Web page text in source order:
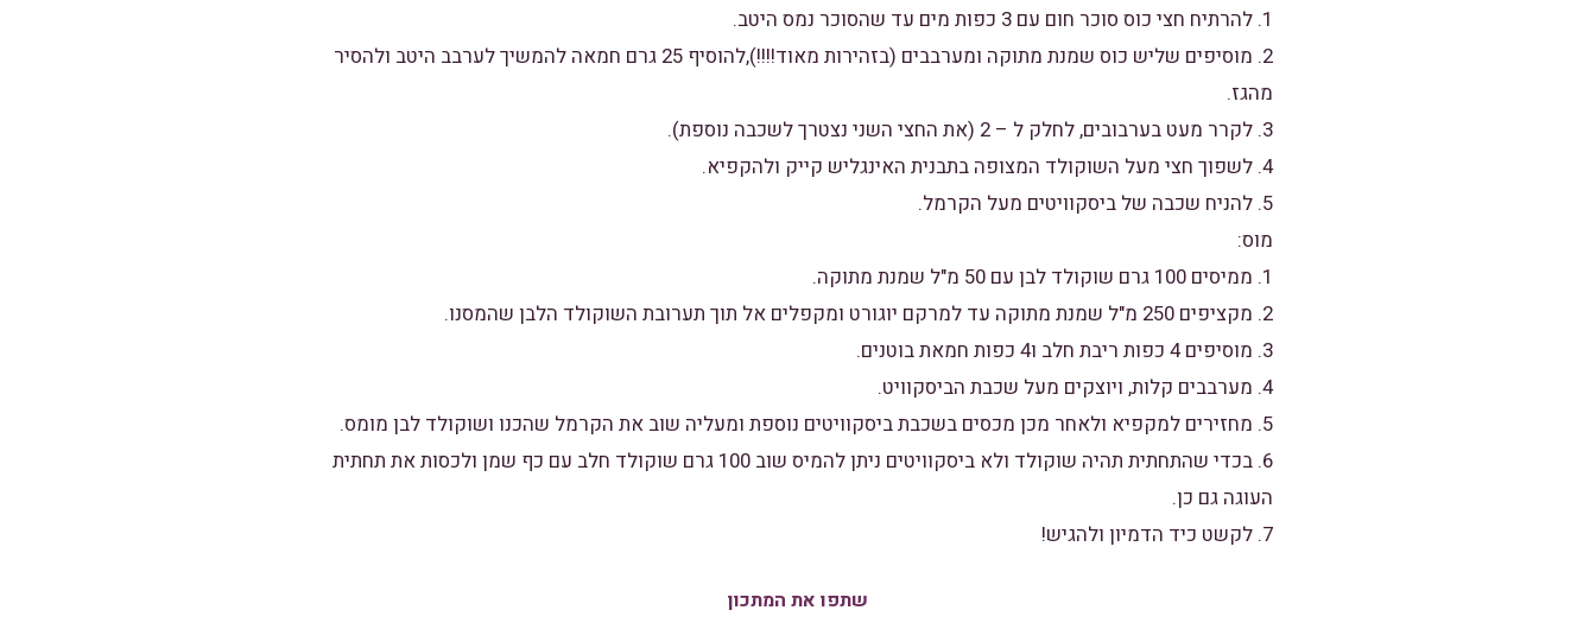
1. להרתיח חצי כוס סוכר חום עם 3 כפות מים עד שהסוכר נמס היטב.
2. מוסיפים שליש כוס שמנת מתוקה ומערבבים (בזהירות מאוד!!!!),להוסיף 25 גרם חמאה להמשיך לערבב היטב ולהסיר
מהגז.
3. לקרר מעט בערבובים, לחלק ל – 2 (את החצי השני נצטרך לשכבה נוספת).
4. לשפוך חצי מעל השוקולד המצופה בתבנית האינגליש קייק ולהקפיא.
5. להניח שכבה של ביסקוויטים מעל הקרמל.
מוס:
1. ממיסים 100 גרם שוקולד לבן עם 50 מ"ל שמנת מתוקה.
2. מקציפים 250 מ"ל שמנת מתוקה עד למרקם יוגורט ומקפלים אל תוך תערובת השוקולד הלבן שהמסנו.
3. מוסיפים 4 כפות ריבת חלב ו4 כפות חמאת בוטנים.
4. מערבבים קלות, ויוצקים מעל שכבת הביסקוויט.
5. מחזירים למקפיא ולאחר מכן מכסים בשכבת ביסקוויטים נוספת ומעליה שוב את הקרמל שהכנו ושוקולד לבן מומס.
6. בכדי שהתחתית תהיה שוקולד ולא ביסקוויטים ניתן להמיס שוב 100 גרם שוקולד חלב עם כף שמן ולכסות את תחתית
העוגה גם כן.
7. לקשט כיד הדמיון ולהגיש!
שתפו את המתכון